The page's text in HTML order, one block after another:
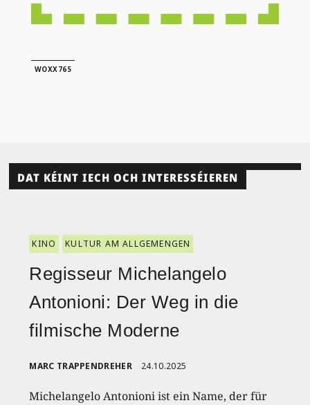
WOXX765
DAT KÉINT IECH OCH INTERESSÉIEREN
KINO KULTUR AM ALLGEMENGEN
Regisseur Michelangelo
Antonioni: Der Weg in die
filmische Moderne
MARC TRAPPENDREHER 24.10.2025
Michelangelo Antonioni ist ein Name, der für